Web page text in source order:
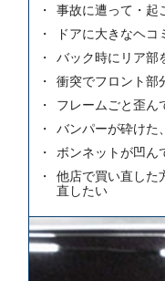
事故に遭って・起
ドアに大きなヘ
バック時にリア部
衝突でフロント部
フレームごと歪
バンパーが砕けた
ボンネットが凹ん
他店で買い直した
直したい